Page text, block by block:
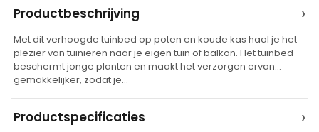
t
e
r
a
Productbeschrijving ›
Met dit verhoogde tuinbed op poten en koude kas haal je het
plezier van tuinieren naar je eigen tuin of balkon. Het tuinbed
beschermt jonge planten en maakt het verzorgen ervan
gemakkelijker, zodat je…
Productspecificaties ›